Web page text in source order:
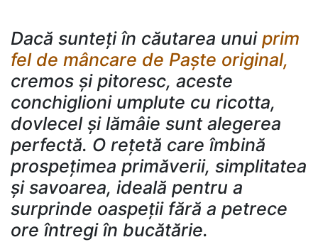
Dacă sunteți în căutarea unui prim
fel de mâncare de Paște original,
cremos și pitoresc, aceste
conchiglioni umplute cu ricotta,
dovlecel și lămâie sunt alegerea
perfectă. O rețetă care îmbină
prospețimea primăverii, simplitatea
și savoarea, ideală pentru a
surprinde oaspeții fără a petrece
ore întregi în bucătărie.